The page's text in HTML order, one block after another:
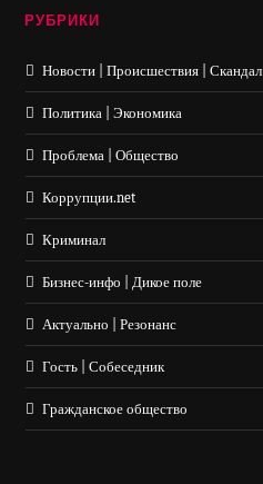
РУБРИКИ
Новости | Происшествия | Скандал
Политика | Экономика
Проблема | Общество
Коррупции.net
Криминал
Бизнес-инфо | Дикое поле
Актуально | Резонанс
Гость | Собеседник
Гражданское общество